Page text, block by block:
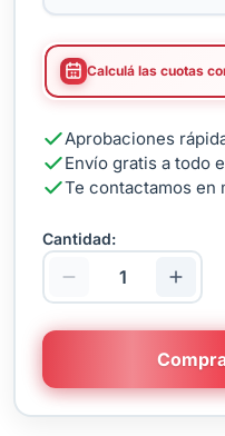
Calculá las cuotas
Aprobaciones
Envío gratis a todo
Te contactamos en
Cantidad: